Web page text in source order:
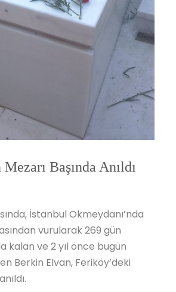
Başında Anıldı
İstanbul Okmeydanı’nda
vurularak 269 gün
kalan ve 2 yıl önce bugün
Berkin Elvan, Feriköy’deki